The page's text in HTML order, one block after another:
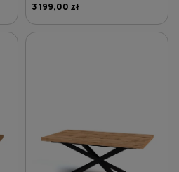
3 199,00 zł